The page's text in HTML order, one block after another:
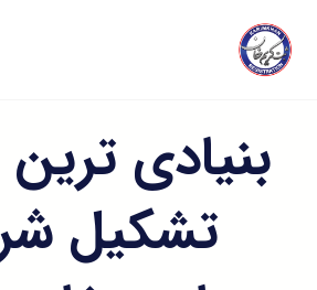
بنیادی
تشکیل